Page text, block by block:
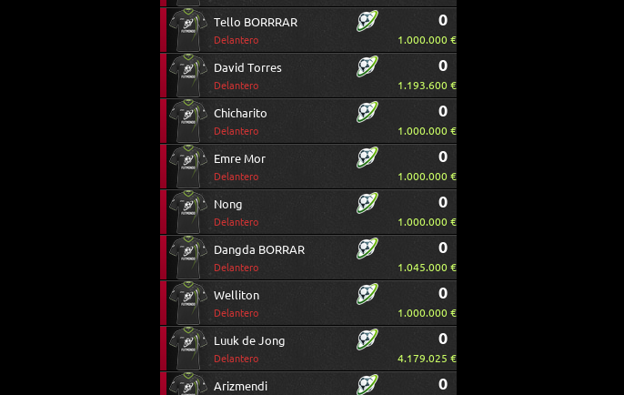
Tello BORRRAR
Delantero
0
1.000.000 €
David Torres
Delantero
0
1.193.600 €
Chicharito
Delantero
0
1.000.000 €
Emre Mor
Delantero
0
1.000.000 €
Nong
Delantero
0
1.000.000 €
Dangda BORRAR
Delantero
0
1.045.000 €
Welliton
Delantero
0
1.000.000 €
Luuk de Jong
Delantero
0
4.179.025 €
Arizmendi 0